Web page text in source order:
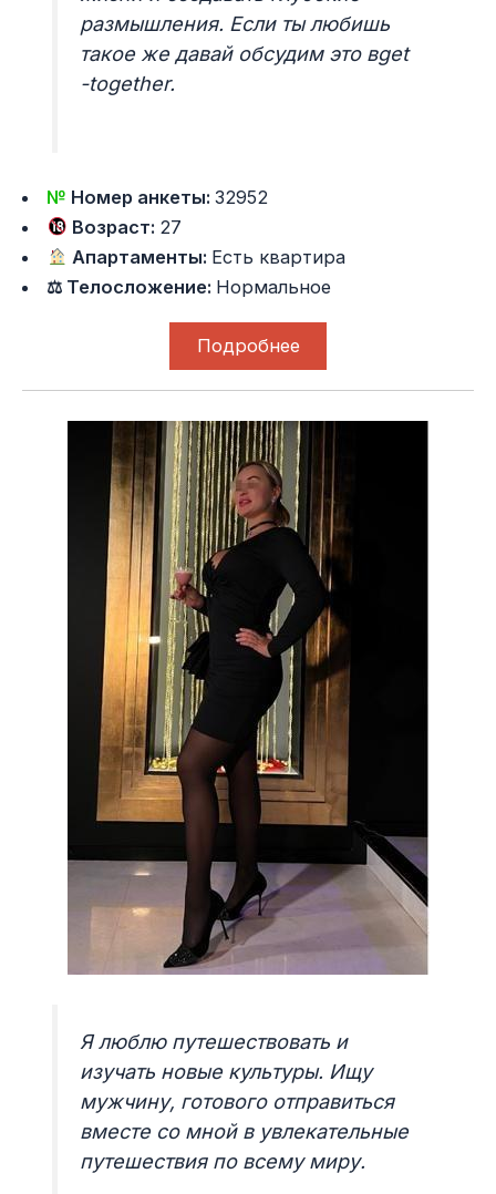
размышления. Если ты любишь
такое же давай обсудим это вget
-together.
№ Номер анкеты:32952
Возраст: 27
Апартаменты: Есть квартира
⚖ Телосложение: Нормальное
Подробнее
Я люблю путешествовать и
изучать новые культуры. Ищу
мужчину, готового отправиться
вместе со мной в увлекательные
путешествия по всему миру.